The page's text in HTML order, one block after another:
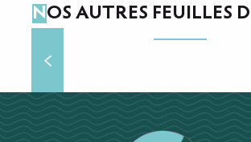
NOS AUTRES FEUILLES
Feuille de route Tourisme durable